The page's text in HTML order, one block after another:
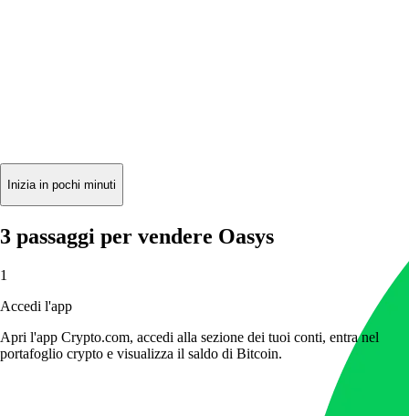
Inizia in pochi minuti
3 passaggi per vendere Oasys
1
Accedi l'app
Apri l'app Crypto.com, accedi alla sezione dei tuoi conti, entra nel
portafoglio crypto e visualizza il saldo di Bitcoin.